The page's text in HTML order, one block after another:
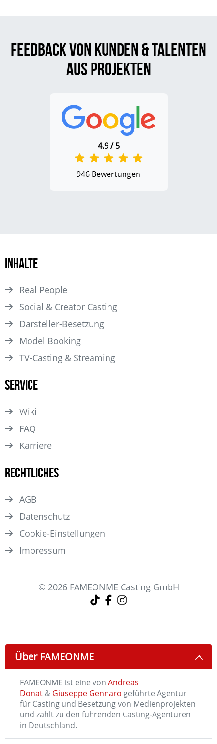
Feedback von Kunden & Talenten
aus Projekten
4.9 / 5
946 Bewertungen
Inhalte
Real People
Social & Creator Casting
Darsteller­-Besetzung
Model Booking
TV-Casting & Streaming
Service
Wiki
FAQ
Karriere
Rechtliches
AGB
Datenschutz
Cookie-Einstellungen
Impressum
© 2026 FAMEONME Casting GmbH
Über FAMEONME
FAMEONME ist eine von Andreas
Donat & Giuseppe Gennaro geführte Agentur
für Casting und Besetzung von Medienprojekten
und zählt zu den führenden Casting-Agenturen
in Deutschland.